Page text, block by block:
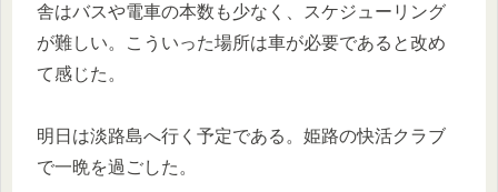
舎はバスや電車の本数も少なく、スケジューリング
が難しい。こういった場所は車が必要であると改め
て感じた。
明日は淡路島へ行く予定である。姫路の快活クラブ
で一晩を過ごした。